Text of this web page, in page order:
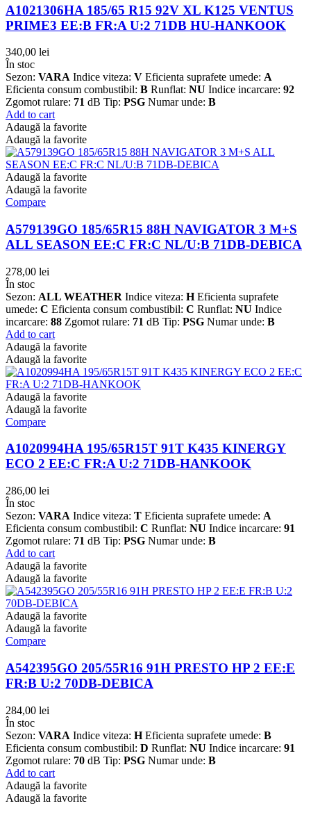
A1021306HA 185/65 R15 92V XL K125 VENTUS
PRIME3 EE:B FR:A U:2 71DB HU-HANKOOK
340,00 lei
În stoc
Sezon: VARA Indice viteza: V Eficienta suprafete umede: A
Eficienta consum combustibil: B Runflat: NU Indice incarcare: 92
Zgomot rulare: 71 dB Tip: PSG Numar unde: B
Add to cart
Adaugă la favorite
Adaugă la favorite
Adaugă la favorite
Adaugă la favorite
Compare
A579139GO 185/65R15 88H NAVIGATOR 3 M+S
ALL SEASON EE:C FR:C NL/U:B 71DB-DEBICA
278,00 lei
În stoc
Sezon: ALL WEATHER Indice viteza: HEficienta suprafete
umede: C Eficienta consum combustibil: C Runflat: NU Indice
incarcare: 88 Zgomot rulare: 71 dB Tip: PSG Numar unde: B
Add to cart
Adaugă la favorite
Adaugă la favorite
Adaugă la favorite
Adaugă la favorite
Compare
A1020994HA 195/65R15T 91T K435 KINERGY
ECO 2 EE:C FR:A U:2 71DB-HANKOOK
286,00 lei
În stoc
Sezon: VARA Indice viteza: T Eficienta suprafete umede: A
Eficienta consum combustibil: C Runflat: NU Indice incarcare: 91
Zgomot rulare: 71 dB Tip: PSG Numar unde: B
Add to cart
Adaugă la favorite
Adaugă la favorite
Adaugă la favorite
Adaugă la favorite
Compare
A542395GO 205/55R16 91H PRESTO HP 2 EE:E
FR:B U:2 70DB-DEBICA
284,00 lei
În stoc
Sezon: VARA Indice viteza: HEficienta suprafete umede: B
Eficienta consum combustibil: D Runflat: NU Indice incarcare: 91
Zgomot rulare: 70 dB Tip: PSG Numar unde: B
Add to cart
Adaugă la favorite
Adaugă la favorite